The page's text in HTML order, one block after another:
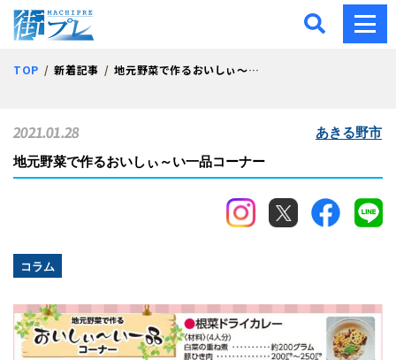
街プレ -東京・西多摩の
TOP 新着記事 地元野菜で作るおいしぃ～い一品コーナー
地元野菜で作るおいしぃ～い一品コーナー
コラム
2021.01.28 あきる野市